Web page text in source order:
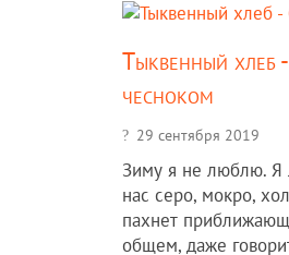
Тыквенный хлеб
чесноком
29 сентября 2019
Зиму я не люблю. Я
нас серо, мокро,
пахнет
общем, даже